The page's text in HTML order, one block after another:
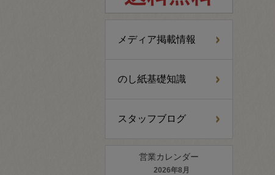
メディア掲載情報
のし紙基礎知識
スタッフブログ
営業カレンダー
2026年8月